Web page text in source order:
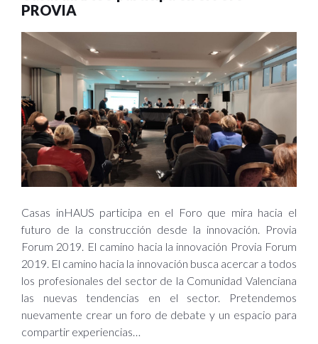
PROVIA
Casas inHAUS participa en el Foro que mira hacia el
futuro de la construcción desde la innovación. Provia
Forum 2019. El camino hacia la innovación Provia Forum
2019. El camino hacia la innovación busca acercar a todos
los profesionales del sector de la Comunidad Valenciana
las nuevas tendencias en el sector. Pretendemos
nuevamente crear un foro de debate y un espacio para
compartir experiencias…